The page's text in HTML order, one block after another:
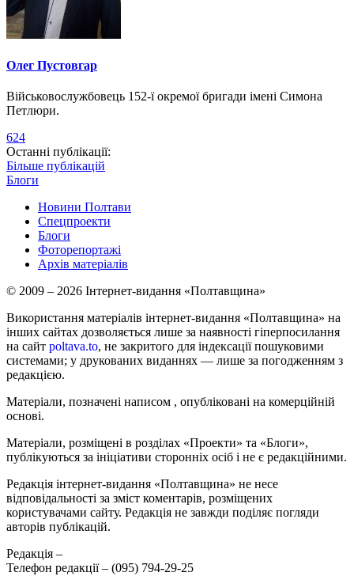
Олег Пустовгар
Військовослужбовець 152-ї окремої бригади імені Симона
Петлюри.
624
Останні публікації:
Більше публікацій
Блоги
Новини Полтави
Спецпроекти
Блоги
Фоторепортажі
Архів матеріалів
© 2009 – 2026 Інтернет-видання «Полтавщина»
Використання матеріалів інтернет-видання «Полтавщина» на
інших сайтах дозволяється лише за наявності гіперпосилання
на сайт poltava.to, не закритого для індексації пошуковими
системами; у друкованих виданнях — лише за погодженням з
редакцією.
Матеріали, позначені написом , опубліковані на комерційній
основі.
Матеріали, розміщені в розділах «Проекти» та «Блоги»,
публікуються за ініціативи сторонніх осіб і не є редакційними.
Редакція інтернет-видання «Полтавщина» не несе
відповідальності за зміст коментарів, розміщених
користувачами сайту. Редакція не завжди поділяє погляди
авторів публікацій.
Редакція –
Телефон редакції – (095) 794-29-25